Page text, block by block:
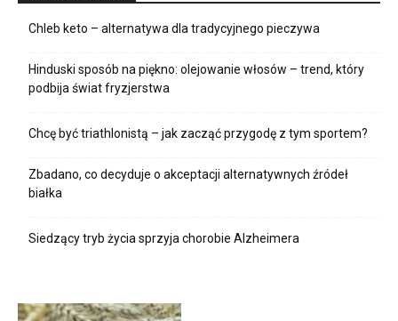
Chleb keto – alternatywa dla tradycyjnego pieczywa
Hinduski sposób na piękno: olejowanie włosów – trend, który
podbija świat fryzjerstwa
Chcę być triathlonistą – jak zacząć przygodę z tym sportem?
Zbadano, co decyduje o akceptacji alternatywnych źródeł
białka
Siedzący tryb życia sprzyja chorobie Alzheimera